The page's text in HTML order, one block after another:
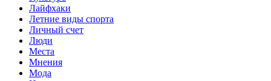
Лайфхаки
Летние виды спорта
Личный счет
Люди
Места
Мнения
Мода